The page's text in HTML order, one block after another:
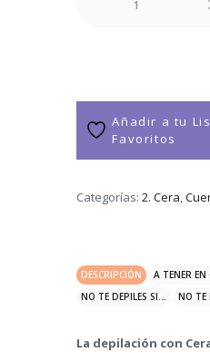
Añadir a tu
Favoritos
Categorías: 2. Cera,
DESCRIPCIÓN
A TENER EN
NO TE DEPILES SI...
NO TE
La depilación con